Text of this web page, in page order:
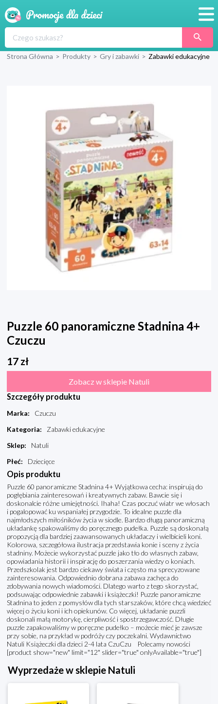
Produkty
Blog
Wyprawka
Strona Główna > Produkty > Gry i zabawki > Zabawki edukacyjne
Puzzle 60 panoramiczne Stadnina 4+
Czuczu
17 zł
Zobacz w sklepie Natuli
Szczegóły produktu
Marka:
Czuczu
Kategoria:
Zabawki edukacyjne
Sklep:
Natuli
Płeć: Dziecięce
Opis produktu
Puzzle 60 panoramiczne Stadnina 4+ Wyjątkowa cecha: inspirują do
pogłębiania zainteresowań i kreatywnych zabaw. Bawcie się i
doskonalcie różne umiejętności. Ihaha! Czas poczuć wiatr we włosach
i pogalopować ku wspaniałej przygodzie. To idealne puzzle dla
najmłodszych miłośników życia w siodle. Bardzo długą panoramiczną
układankę spakowaliśmy do poręcznego pudełka. Puzzle są doskonałą
propozycją dla bardziej zaawansowanych układaczy i wielbicieli koni.
Kolorowa, szczegółowa ilustracja przedstawia konie i sceny z życia
stadniny. Możecie wykorzystać puzzle jako tło do własnych zabaw,
opowiadania historii i inspirację do poszerzania wiedzy o koniach.
Przedszkolak jest bardzo ciekawy świata i często ma sprecyzowane
zainteresowania. Odpowiednio dobrana zabawa zachęca do
zdobywania nowych wiadomości. Dlatego warto z tego skorzystać,
podsuwając odpowiednie zabawki i książeczki! Puzzle panoramiczne
Stadnina to jeden z pomysłów dla tych starszaków, które chcą wiedzieć
więcej o życiu koni i ich opiekunów. Co więcej, układanie puzzli
doskonali małą motorykę, cierpliwość i spostrzegawczość. Długie
puzzle zapakowaliśmy w poręczne pudełko – możecie mieć je zawsze
przy sobie, na przykład w podróży czy poczekalni. Wydawnictwo
Natuli Książeczki dla dzieci 2-4 lata CzuCzu Polecamy nowości
[product show="new" limit="12" slider="true" onlyAvailable="true"]
Wyprzedaże w sklepie Natuli